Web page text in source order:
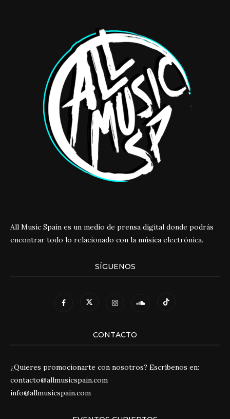
All Music Spain es un medio de prensa digital donde podrás
encontrar todo lo relacionado con la música electrónica.
SÍGUENOS
CONTACTO
¿Quieres promocionarte con nosotros? Escríbenos en:
contacto@allmusicspain.com
info@allmusicspain.com